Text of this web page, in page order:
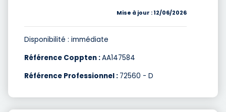
Mise à jour : 12/06/2026
Disponibilité : immédiate
Référence Coppten :AA147584
Référence Professionnel : 72560 - D